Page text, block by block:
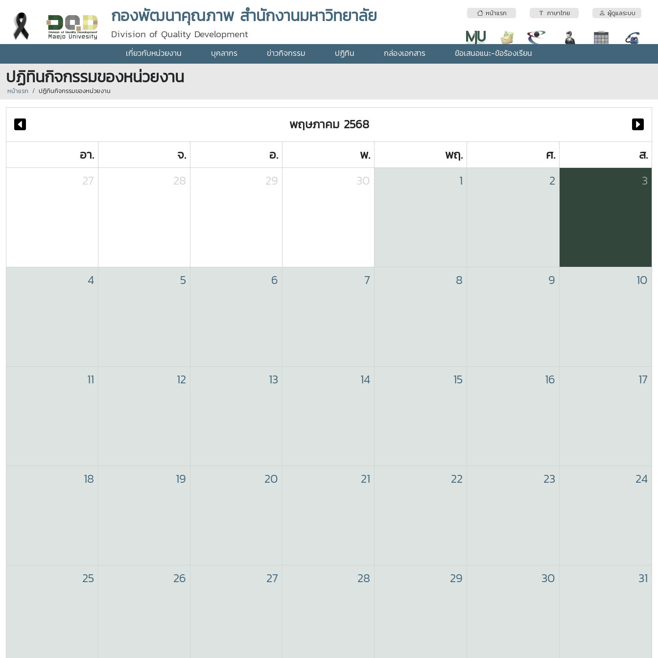
หน้าแรก ภาษาไทย ผู้ดูแลระบบ
กองพัฒนาคุณภาพ สำนักงานมหาวิทยาลัย
Division of Quality Development
เกี่ยวกับหน่วยงาน บุคลากร ข่าวกิจกรรม ปฏิทิน กล่องเอกสาร ข้อเสนอแนะ-ข้อร้องเรียน
ปฏิทินกิจกรรมของหน่วยงาน
หน้าแรก ปฏิทินกิจกรรมของหน่วยงาน
พฤษภาคม 2568
อา.
จ. อ. พ. พฤ. ศ.
ส.
27
28 29 30 1 2 3
4 5 6 7 8 9 10
11 12 13 14 15 16 17
18 19 20 21 22 23 24
25 26 27 28 29 30 31